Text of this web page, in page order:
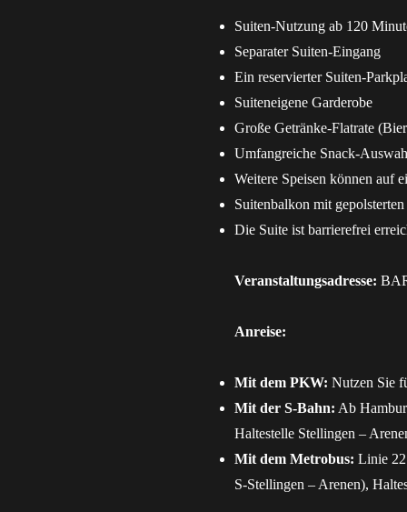
Suiten-Nutzung ab 120
Separater Suiten-Eingang
Ein reservierter Suiten-
Suiteneigene Garderobe
Große Getränke-Flatrate
Umfangreiche Snack-
Weitere Speisen können auf
Suitenbalkon mit
Die Suite ist barrierefrei
Veranstaltungsadresse:
Anreise:
Mit dem PKW: Nutzen Sie
Mit der S-Bahn: Ab
Haltestelle Stellingen –
Mit dem Metrobus: Linie
S-Stellingen – Arenen),